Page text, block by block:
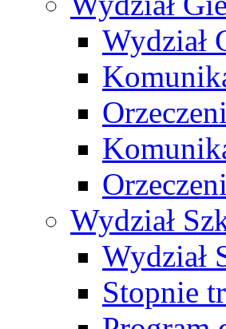
Wydział
Wydział
Wydział
Stopnie